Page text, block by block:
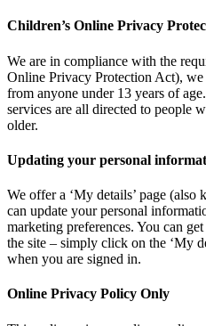
Children’s Online Privacy
We are in compliance with the
Online Privacy Protection Act),
from anyone under 13 years of
services are all directed to people
older.
Updating your personal
We offer a ‘My details’ page
can update your personal
marketing preferences. You can
the site – simply click on the ‘My
when you are signed in.
Online Privacy Policy Only